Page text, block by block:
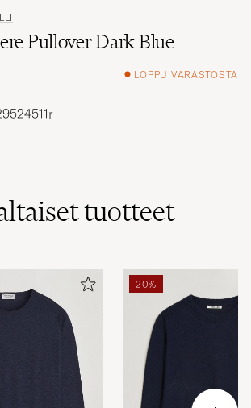
Pullover Dark Blue
LOPPU VARASTOSTA
tuotteet
20%